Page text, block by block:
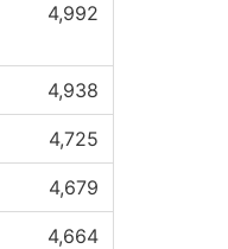
4,992
4,938
4,725
4,679
4,664